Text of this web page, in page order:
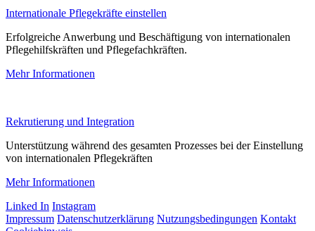
Internationale Pflegekräfte einstellen
Erfolgreiche Anwerbung und Beschäftigung von internationalen
Pflegehilfskräften und Pflegefachkräften.
Mehr Informationen
Rekrutierung und Integration
Unterstützung während des gesamten Prozesses bei der Einstellung
von internationalen Pflegekräften
Mehr Informationen
Linked In Instagram
Impressum Datenschutzerklärung Nutzungsbedingungen Kontakt